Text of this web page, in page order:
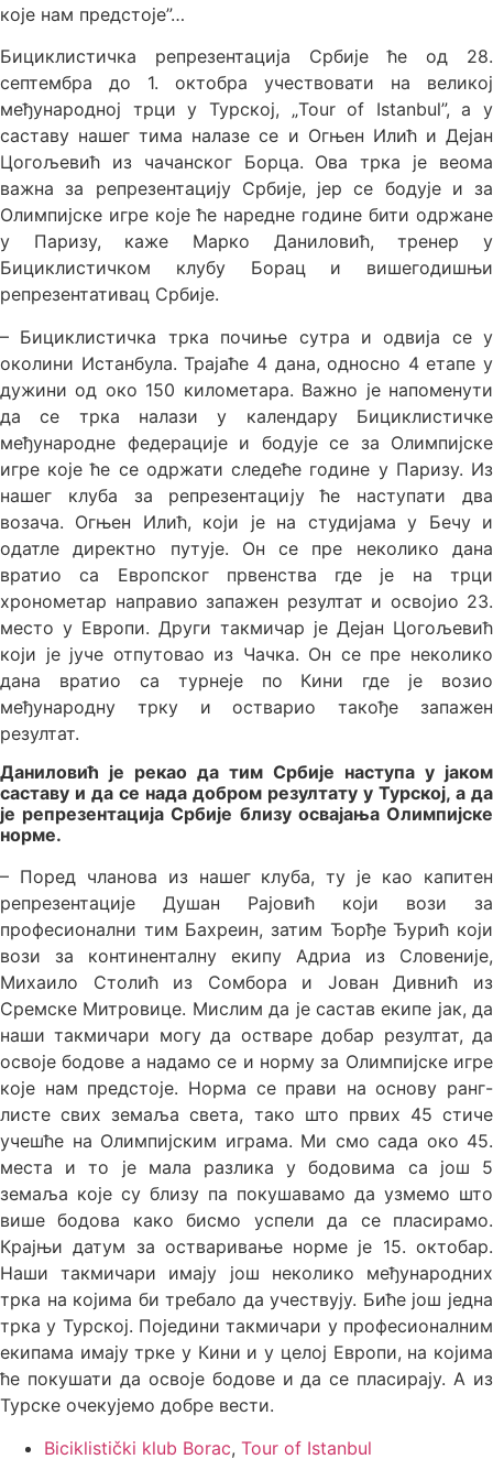
које нам предстоје”…
Бициклистичка репрезентација Србије ће од 28.
септембра до 1. октобра учествовати на великој
међународној трци у Турској, „Tour of Istanbul”, а у
саставу нашег тима налазе се и Огњен Илић и Дејан
Цогољевић из чачанског Борца. Ова трка је веома
важна за репрезентацију Србије, јер се бодује и за
Олимпијске игре које ће наредне године бити одржане
у Паризу, каже Марко Даниловић, тренер у
Бициклистичком клубу Борац и вишегодишњи
репрезентативац Србије.
– Бициклистичка трка почиње сутра и одвија се у
околини Истанбула. Трајаће 4 дана, односно 4 етапе у
дужини од око 150 километара. Важно је напоменути
да се трка налази у календару Бициклистичке
међународне федерације и бодује се за Олимпијске
игре које ће се одржати следеће године у Паризу. Из
нашег клуба за репрезентацију ће наступати два
возача. Огњен Илић, који је на студијама у Бечу и
одатле директно путује. Он се пре неколико дана
вратио са Европског првенства где је на трци
хронометар направио запажен резултат и освојио 23.
место у Европи. Други такмичар је Дејан Цогољевић
који је јуче отпутовао из Чачка. Он се пре неколико
дана вратио са турнеје по Кини где је возио
међународну трку и остварио такође запажен
резултат.
Даниловић је рекао да тим Србије наступа у јаком
саставу и да се нада добром резултату у Турској, а да
је репрезентација Србије близу освајања Олимпијске
норме.
– Поред чланова из нашег клуба, ту је као капитен
репрезентације Душан Рајовић који вози за
професионални тим Бахреин, затим Ђорђе Ђурић који
вози за континенталну екипу Адриа из Словеније,
Михаило Столић из Сомбора и Јован Дивнић из
Сремске Митровице. Мислим да је састав екипе јак, да
наши такмичари могу да остваре добар резултат, да
освоје бодове а надамо се и норму за Олимпијске игре
које нам предстоје. Норма се прави на основу ранг-
листе свих земаља света, тако што првих 45 стиче
учешће на Олимпијским играма. Ми смо сада око 45.
места и то је мала разлика у бодовима са још 5
земаља које су близу па покушавамо да узмемо што
више бодова како бисмо успели да се пласирамо.
Крајњи датум за остваривање норме је 15. октобар.
Наши такмичари имају још неколико међународних
трка на којима би требало да учествују. Биће још једна
трка у Турској. Поједини такмичари у професионалним
екипама имају трке у Кини и у целој Европи, на којима
ће покушати да освоје бодове и да се пласирају. А из
Турске очекујемо добре вести.
Biciklistički klub Borac, Tour of Istanbul